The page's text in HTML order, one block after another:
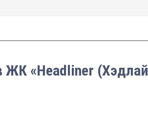
ЖК «Headliner